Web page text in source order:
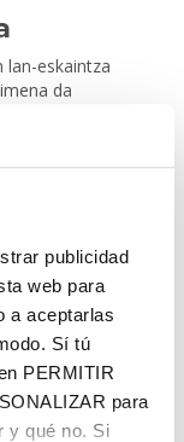
publicidad
web para
a aceptarlas
Sí tú
PERMITIR
para
y qué no. Si
lan-eskaintza
da
DUZUN VITAL
HORRI
ZURE
DOAN